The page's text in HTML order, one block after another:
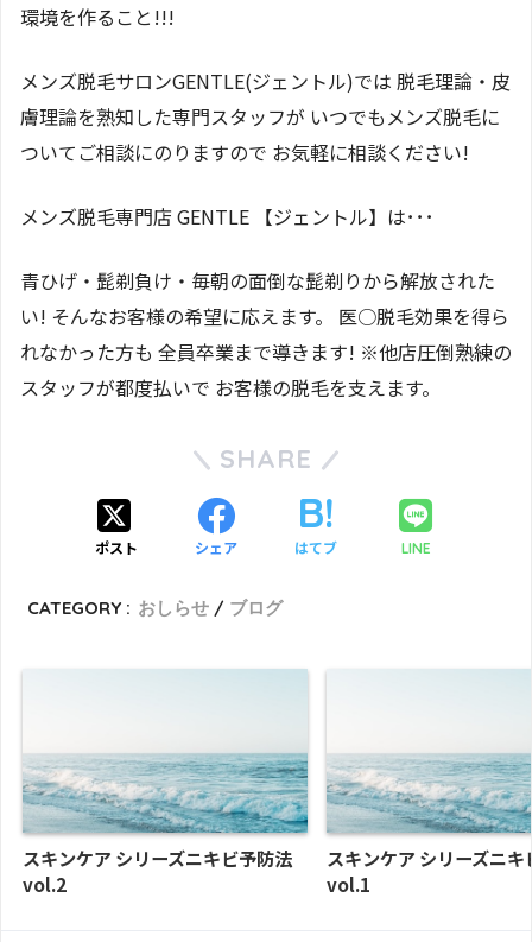
環境を作ること!!!
メンズ脱毛サロンGENTLE(ジェントル)では 脱毛理論・皮
膚理論を熟知した専門スタッフが いつでもメンズ脱毛に
ついてご相談にのりますので お気軽に相談ください!
メンズ脱毛専門店 GENTLE 【ジェントル】は･･･
青ひげ・髭剃負け・毎朝の面倒な髭剃りから解放された
い! そんなお客様の希望に応えます。 医○脱毛効果を得ら
れなかった方も 全員卒業まで導きます! ※他店圧倒熟練の
スタッフが都度払いで お客様の脱毛を支えます。
SHARE
ポスト シェア はてブ LINE
CATEGORY : おしらせ ブログ
スキンケア シリーズニキビ予防法
vol.2
スキンケア シリーズニキ
vol.1